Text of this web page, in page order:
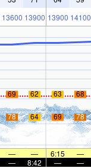
13600 13900 13900 14100
69 62 63 68
78 64 69 78
— — 6:15 —
— 8:42 — —